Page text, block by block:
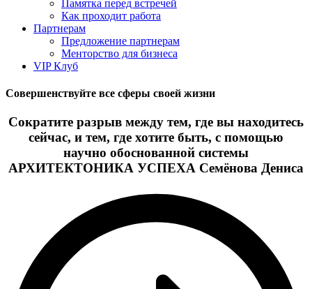
Памятка перед встречей
Как проходит работа
Партнерам
Предложение партнерам
Менторство для бизнеса
VIP Клуб
Совершенствуйте все сферы своей жизни
Сократите разрыв между тем, где вы находитесь
сейчас, и тем, где хотите быть, с помощью
научно обоснованной системы
АРХИТЕКТОНИКА УСПЕХА Семёнова Дениса